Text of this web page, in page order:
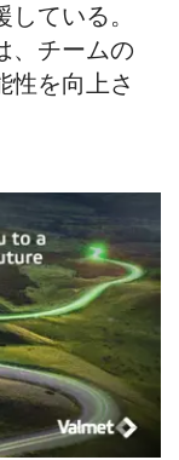
ている。
、チームの
性を向上さ